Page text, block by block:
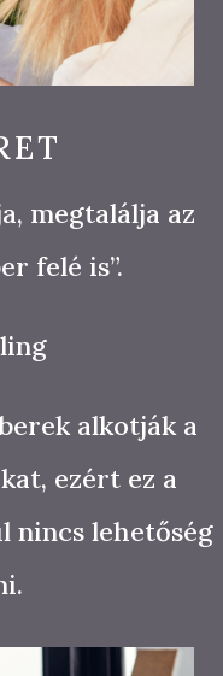
megtalálja az
felé is”.
alkotják a
ezért ez a
nincs lehetőség